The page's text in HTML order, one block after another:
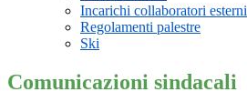
Incarichi collaboratori esterni
Regolamenti palestre
Ski
Comunicazioni sindacali